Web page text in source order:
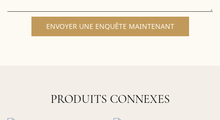
ENVOYER UNE ENQUÊTE MAINTENANT
PRODUITS CONNEXES